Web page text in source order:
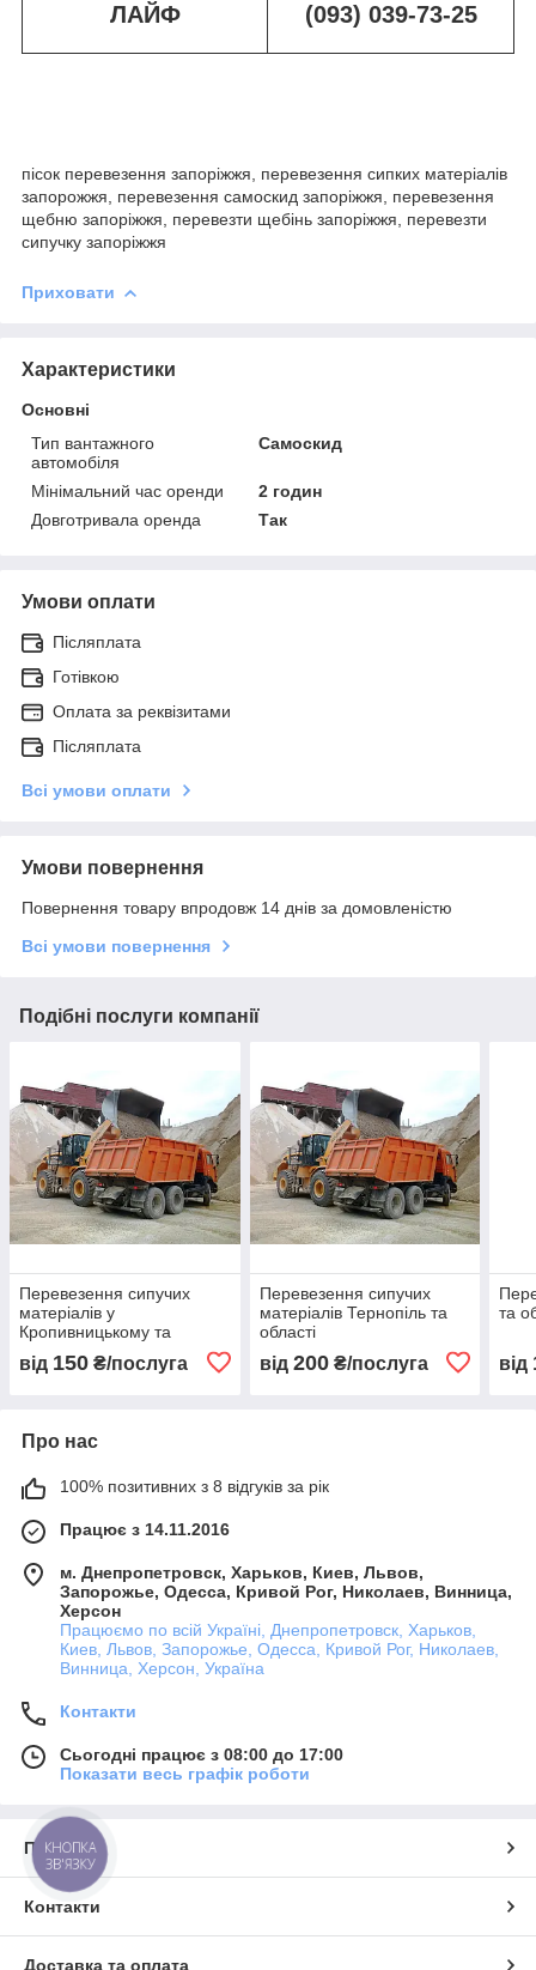
ЛАЙФ (093) 039-73-25
пісок перевезення запоріжжя, перевезення сипких матеріалів
запорожжя, перевезення самоскид запоріжжя, перевезення
щебню запоріжжя, перевезти щебінь запоріжжя, перевезти
сипучку запоріжжя
Приховати
Характеристики
Основні
Тип вантажного
автомобіля
Самоскид
Мінімальний час оренди
2 годин
Довготривала оренда
Так
Умови оплати
Післяплата
Готівкою
Оплата за реквізитами
Післяплата
Всі умови оплати
Умови повернення
Повернення товару впродовж 14 днів за домовленістю
Всі умови повернення
Подібні послуги компанії
Перевезення сипучих
матеріалів у
Кропивницькому та
від 150 ₴/послуга
Перевезення сипучих
матеріалів Тернопіль та
області
від 200₴/послуга
та
від
Про нас
100% позитивних з 8 відгуків за рік
Працює з 14.11.2016
м. Днепропетровск, Харьков, Киев, Львов,
Запорожье, Одесса, Кривой Рог, Николаев, Винница,
Херсон
Працюємо по всій Україні, Днепропетровск, Харьков,
Киев, Львов, Запорожье, Одесса, Кривой Рог, Николаев,
Винница, Херсон, Україна
Контакти
Сьогодні працює з 08:00 до 17:00
Показати весь графік роботи
Про нас
Контакти
Доставка та оплата
КНОПКА
ЗВ'ЯЗКУ